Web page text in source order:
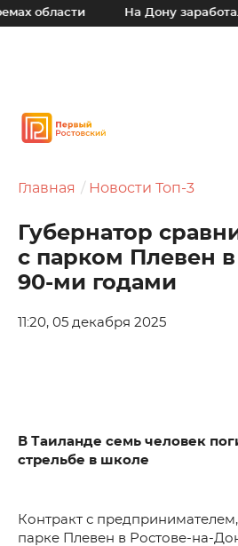
области На Дону
Главная Новости Топ-3
Губернатор
с парком Плевен в
90-ми годами
11:20, 05 декабря 2025
В Таиланде семь человек
стрельбе в школе
Контракт с
парке Плевен в Ростове-на-